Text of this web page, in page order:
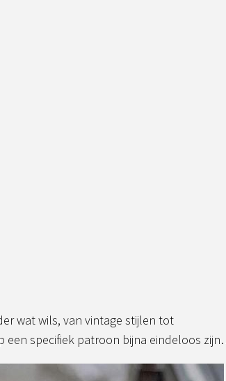
wat wils, van vintage stijlen tot
een specifiek patroon bijna eindeloos